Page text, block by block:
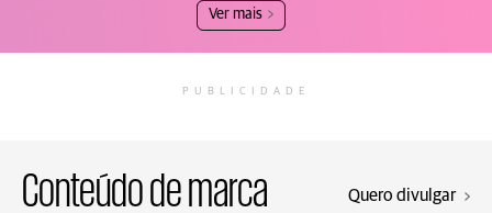
Ver mais
PUBLICIDADE
Conteúdo de marca Quero divulgar